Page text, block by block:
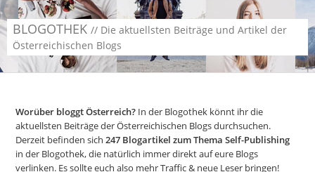
BLOGOTHEK // Die aktuellsten Beiträge und Artikel der
Österreichischen Blogs
Worüber bloggt Österreich? In der Blogothek könnt ihr die
aktuellsten Beiträge der Österreichischen Blogs durchsuchen.
Derzeit befinden sich247 Blogartikel zum Thema Self-Publishing
in der Blogothek, die natürlich immer direkt auf eure Blogs
verlinken. Es sollte euch also mehr Traffic & neue Leser bringen!